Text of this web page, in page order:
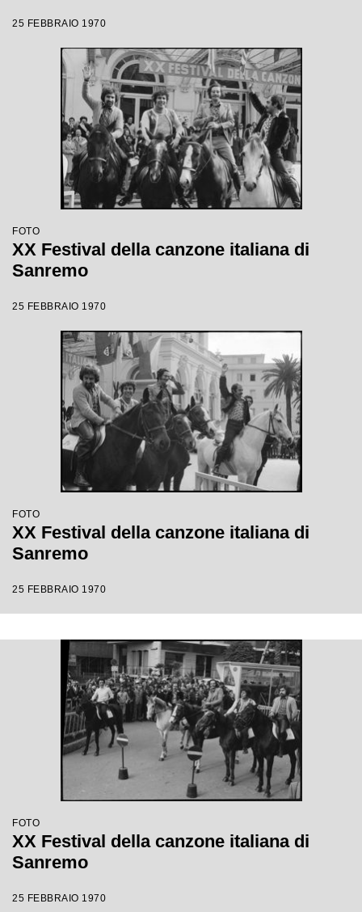
25 FEBBRAIO 1970
FOTO
XX Festival della canzone italiana di
Sanremo
25 FEBBRAIO 1970
FOTO
XX Festival della canzone italiana di
Sanremo
25 FEBBRAIO 1970
FOTO
XX Festival della canzone italiana di
Sanremo
25 FEBBRAIO 1970